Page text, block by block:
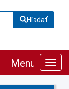
Hľadať
Menu